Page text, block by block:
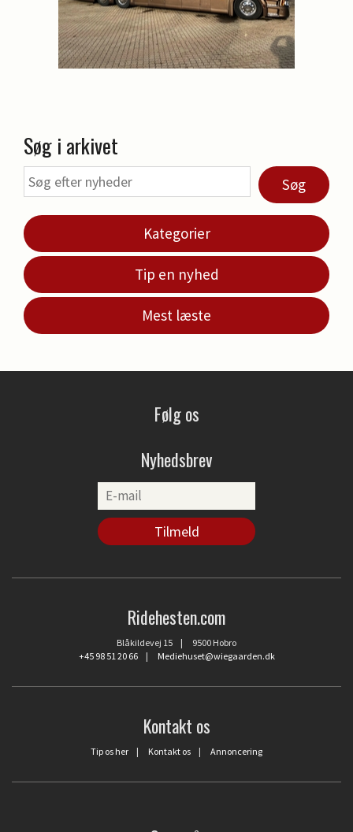
Søg i arkivet
Søg
Kategorier
Tip en nyhed
Mest læste
Følg os
Nyhedsbrev
Ridehesten.com
Blåkildevej 15 | 9500 Hobro
+45 98 51 20 66| Mediehuset@wiegaarden.dk
Kontakt os
Tip os her | Kontakt os | Annoncering